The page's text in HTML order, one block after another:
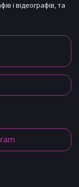
і відеографів, та